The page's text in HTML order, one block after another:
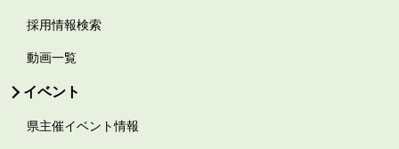
採用情報検索
動画一覧
イベント
県主催イベント情報